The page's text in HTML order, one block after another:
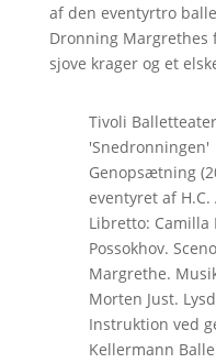
af den eventyrtro
Dronning
sjove krager og et
Tivoli
'Snedronningen'
Genopsætning
eventyret af
Libretto: Camilla
Possokhov.
Margrethe.
Morten Just.
Instruktion ved
Kellermann